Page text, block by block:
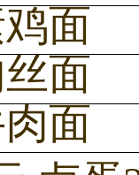
面
面
面